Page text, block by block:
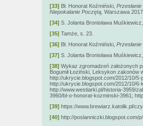
[33] Bł. Honorat Koźmiński,
Niepokalanie Poczętą, Warszawa
[34] S. Jolanta Bronisława
[35] Tamże, s. 23.
[36] Bł. Honorat Koźmiński,
[37] S. Jolanta Bronisława
[38] Wykaz zgromadzeń założonych
Bogumił Łoziński, Leksykon zakonów
http://ukrycie.blogspot.com/2012/10/
http://ukrycie.blogspot.com/2012/10/
http://www.westiarki.pl/historia-3959/
3960/bl-o-honorat-kozminski-3961;
[39] https://www.brewiarz.katolik.pl/
[40] http://poslanniczki.blogspot.com/